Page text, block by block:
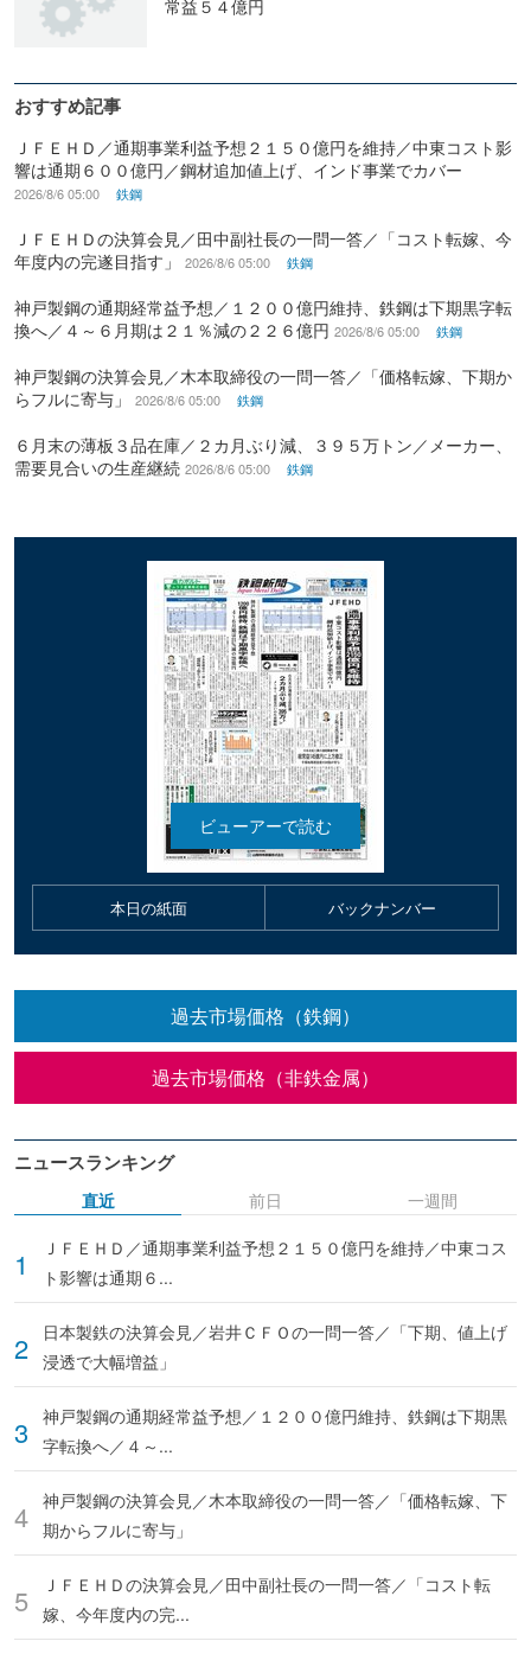
常益５４億円
おすすめ記事
ＪＦＥＨＤ／通期事業利益予想２１５０億円を維持／中東コスト影
響は通期６００億円／鋼材追加値上げ、インド事業でカバー
2026/8/6 05:00 鉄鋼
ＪＦＥＨＤの決算会見／田中副社長の一問一答／「コスト転嫁、今
年度内の完遂目指す」
2026/8/6 05:00 鉄鋼
神戸製鋼の通期経常益予想／１２００億円維持、鉄鋼は下期黒字転
換へ／４～６月期は２１％減の２２６億円 2026/8/6 05:00 鉄鋼
神戸製鋼の決算会見／木本取締役の一問一答／「価格転嫁、下期か
らフルに寄与」
2026/8/6 05:00 鉄鋼
６月末の薄板３品在庫／２カ月ぶり減、３９５万トン／メーカー、
需要見合いの生産継続 2026/8/6 05:00 鉄鋼
本日の紙面 バックナンバー
過去市場価格（鉄鋼）
過去市場価格（非鉄金属）
ニュースランキング
直近
ＪＦＥＨＤ／通期事業利益予想２１５０億円を維持／中東コス
ト影響は通期６...
日本製鉄の決算会見／岩井ＣＦＯの一問一答／「下期、値上げ
浸透で大幅増益」
神戸製鋼の通期経常益予想／１２００億円維持、鉄鋼は下期黒
字転換へ／４～...
神戸製鋼の決算会見／木本取締役の一問一答／「価格転嫁、下
期からフルに寄与」
ＪＦＥＨＤの決算会見／田中副社長の一問一答／「コスト転
嫁、今年度内の完...
前日 一週間